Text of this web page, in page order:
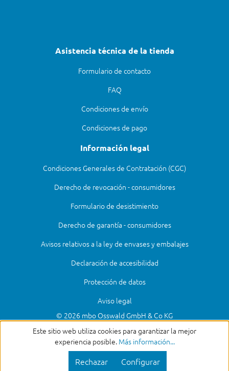
Este sitio web utiliza cookies para garantizar la mejor
experiencia posible. Más información...
Rechazar Configurar
Asistencia técnica de la tienda
Formulario de contacto
FAQ
Condiciones de envío
Condiciones de pago
Información legal
Condiciones Generales de Contratación (CGC)
Derecho de revocación - consumidores
Formulario de desistimiento
Derecho de garantía - consumidores
Avisos relativos a la ley de envases y embalajes
Declaración de accesibilidad
Protección de datos
Aviso legal
© 2026 mbo Osswald GmbH & Co KG